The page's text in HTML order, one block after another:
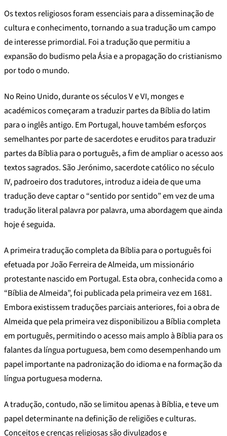
Os textos religiosos foram essenciais para a disseminação de
cultura e conhecimento, tornando a sua tradução um campo
de interesse primordial. Foi a tradução que permitiu a
expansão do budismo pela Ásia e a propagação do cristianismo
por todo o mundo.
No Reino Unido, durante os séculos V e VI, monges e
académicos começaram a traduzir partes da Bíblia do latim
para o inglês antigo. Em Portugal, houve também esforços
semelhantes por parte de sacerdotes e eruditos para traduzir
partes da Bíblia para o português, a fim de ampliar o acesso aos
textos sagrados. São Jerónimo, sacerdote católico no século
IV, padroeiro dos tradutores, introduz a ideia de que uma
tradução deve captar o “sentido por sentido” em vez de uma
tradução literal palavra por palavra, uma abordagem que ainda
hoje é seguida.
A primeira tradução completa da Bíblia para o português foi
efetuada por João Ferreira de Almeida, um missionário
protestante nascido em Portugal. Esta obra, conhecida como a
“Bíblia de Almeida”, foi publicada pela primeira vez em 1681.
Embora existissem traduções parciais anteriores, foi a obra de
Almeida que pela primeira vez disponibilizou a Bíblia completa
em português, permitindo o acesso mais amplo à Bíblia para os
falantes da língua portuguesa, bem como desempenhando um
papel importante na padronização do idioma e na formação da
língua portuguesa moderna.
A tradução, contudo, não se limitou apenas à Bíblia, e teve um
papel determinante na definição de religiões e culturas.
Conceitos e crenças religiosas são divulgados e